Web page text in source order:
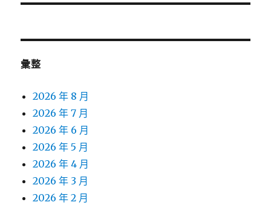
文
彙整
2026 年 8 月
2026 年 7 月
2026 年 6 月
2026 年 5 月
2026 年 4 月
2026 年 3 月
2026 年 2 月